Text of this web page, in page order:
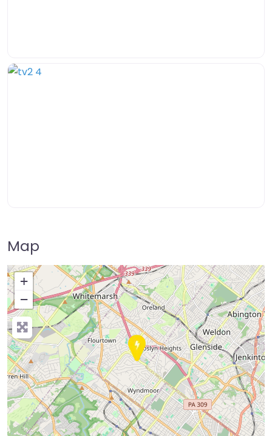
Map
+
−
Press Enter key to search